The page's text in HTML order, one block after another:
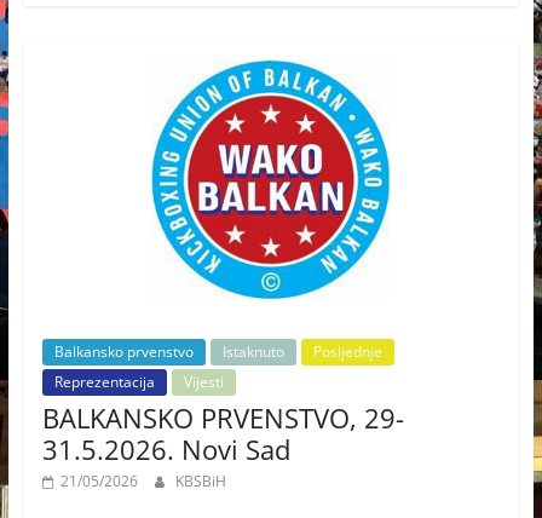
Balkansko prvenstvo Istaknuto
Posljednje
Reprezentacija
Vijesti
BALKANSKO PRVENSTVO, 29-
31.5.2026. Novi Sad
21/05/2026 KBSBiH